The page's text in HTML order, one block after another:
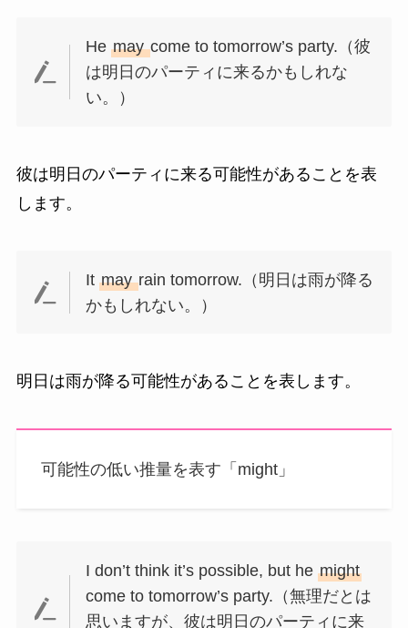
Hemaycome to tomorrow’s party.（彼
は明日のパーティに来るかもしれな
い。）
彼は明日のパーティに来る可能性があることを表
します。
Itmayrain tomorrow.（明日は雨が降る
かもしれない。）
明日は雨が降る可能性があることを表します。
可能性の低い推量を表す「might」
I don’t think it’s possible, but hemight
come to tomorrow’s party.（無理だとは
思いますが、彼は明日のパーティに来